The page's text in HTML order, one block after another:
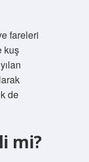
fareleri
kuş
de
mi?